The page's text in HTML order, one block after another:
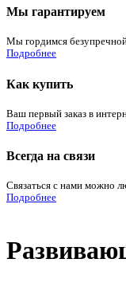
Мы гарантируем
Мы гордимся безупречной
Подробнее
Как купить
Ваш первый заказ в
Подробнее
Всегда на связи
Связаться с нами можно
Подробнее